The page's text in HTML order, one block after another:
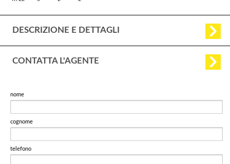
DESCRIZIONE E DETTAGLI
CONTATTA L'AGENTE
nome
cognome
telefono